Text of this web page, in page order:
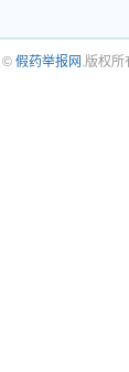
© 假药举报网 .版权